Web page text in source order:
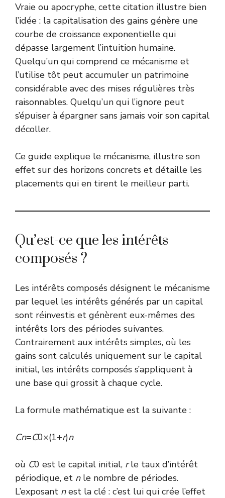
Vraie ou apocryphe, cette citation illustre bien
l’idée : la capitalisation des gains génère une
courbe de croissance exponentielle qui
dépasse largement l’intuition humaine.
Quelqu’un qui comprend ce mécanisme et
l’utilise tôt peut accumuler un patrimoine
considérable avec des mises régulières très
raisonnables. Quelqu’un qui l’ignore peut
s’épuiser à épargner sans jamais voir son capital
décoller.
Ce guide explique le mécanisme, illustre son
effet sur des horizons concrets et détaille les
placements qui en tirent le meilleur parti.
Qu’est-ce que les intérêts
composés ?
Les intérêts composés désignent le mécanisme
par lequel les intérêts générés par un capital
sont réinvestis et génèrent eux-mêmes des
intérêts lors des périodes suivantes.
Contrairement aux intérêts simples, où les
gains sont calculés uniquement sur le capital
initial, les intérêts composés s’appliquent à
une base qui grossit à chaque cycle.
La formule mathématique est la suivante :
Cn=C0×(1+r)n
où C0 est le capital initial, rle taux d’intérêt
périodique, et nle nombre de périodes.
L’exposant nest la clé : c’est lui qui crée l’effet